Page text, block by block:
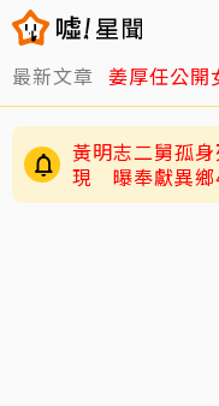
最新文章 姜厚任公開
獨／韓女嫌台
推香水一句話